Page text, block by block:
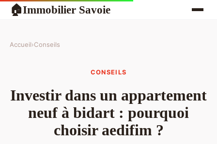
🏠Immobilier Savoie
Accueil›Conseils
CONSEILS
Investir dans un appartement
neuf à bidart : pourquoi
choisir aedifim ?